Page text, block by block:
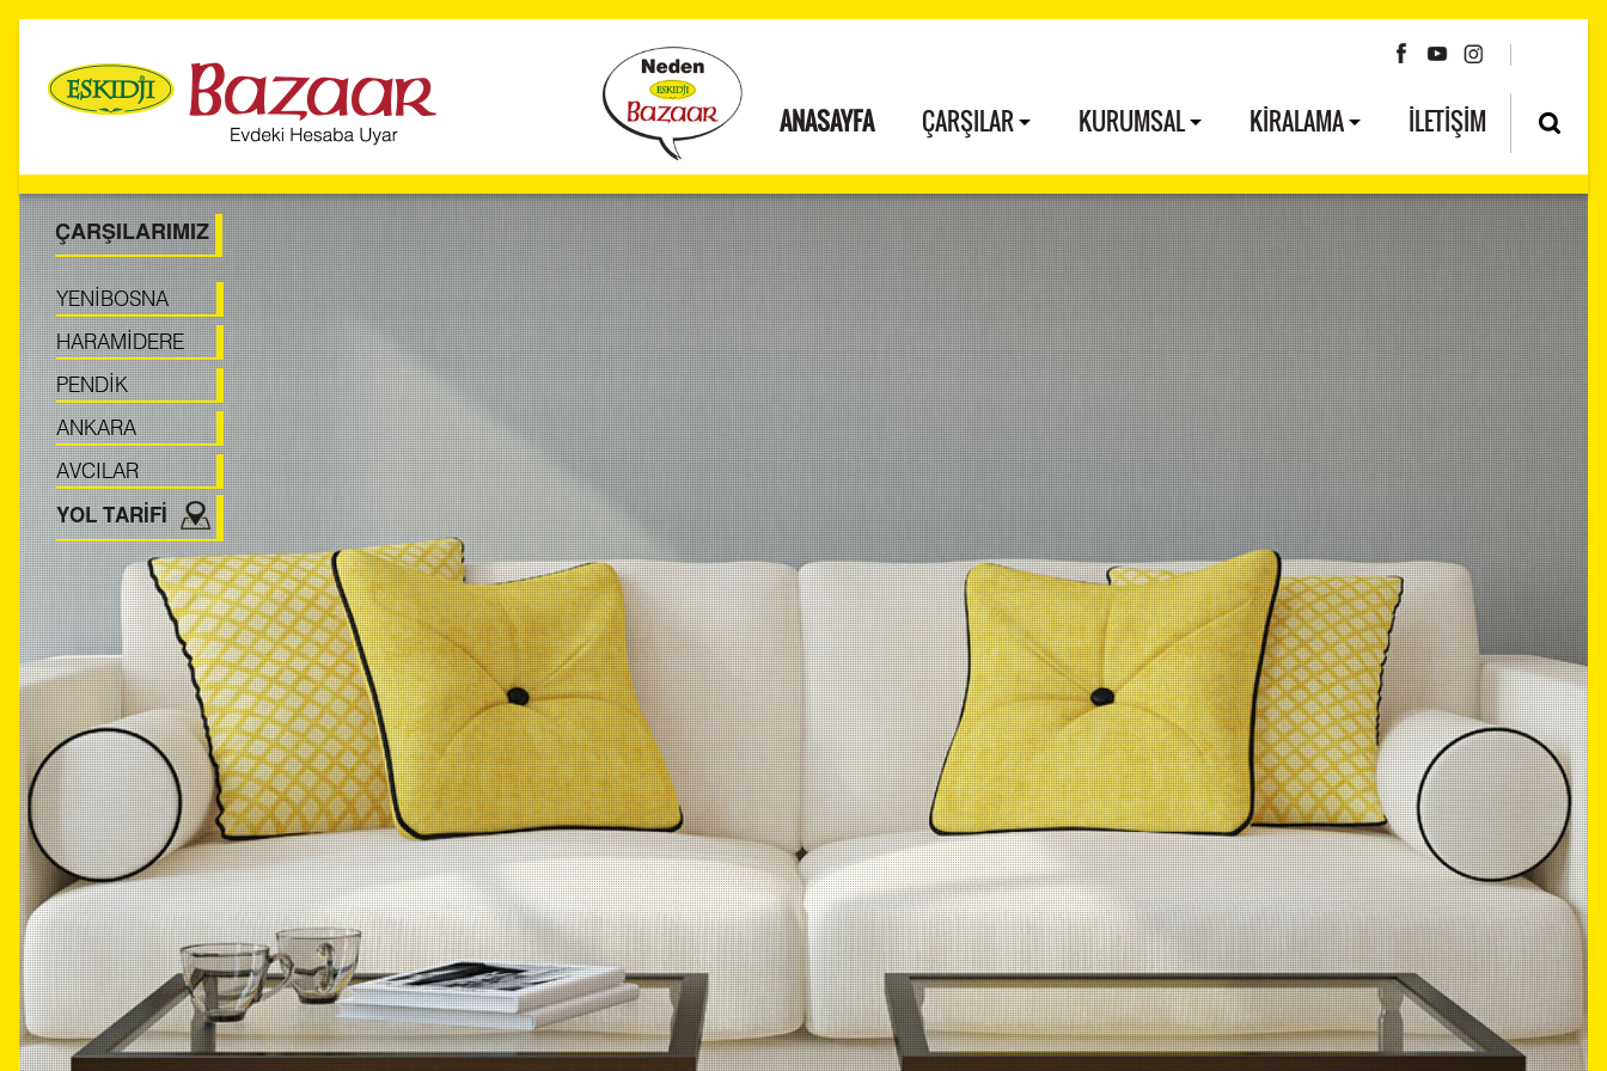
ANASAYFA ÇARŞILAR KURUMSAL KİRALAMA İLETİŞİM
ÇARŞILARIMIZ
YENİBOSNA
HARAMİDERE
PENDİK
ANKARA
AVCILAR
YOL TARİFİ